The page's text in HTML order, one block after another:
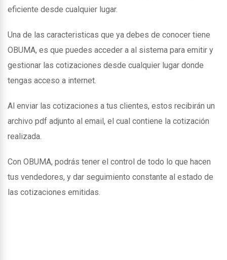
eficiente desde cualquier lugar.
Una de las caracteristicas que ya debes de conocer tiene
OBUMA, es que puedes acceder a al sistema para emitir y
gestionar las cotizaciones desde cualquier lugar donde
tengas acceso a internet.
Al enviar las cotizaciones a tus clientes, estos recibirán un
archivo pdf adjunto al email, el cual contiene la cotización
realizada.
Con OBUMA, podrás tener el control de todo lo que hacen
tus vendedores, y dar seguimiento constante al estado de
las cotizaciones emitidas.